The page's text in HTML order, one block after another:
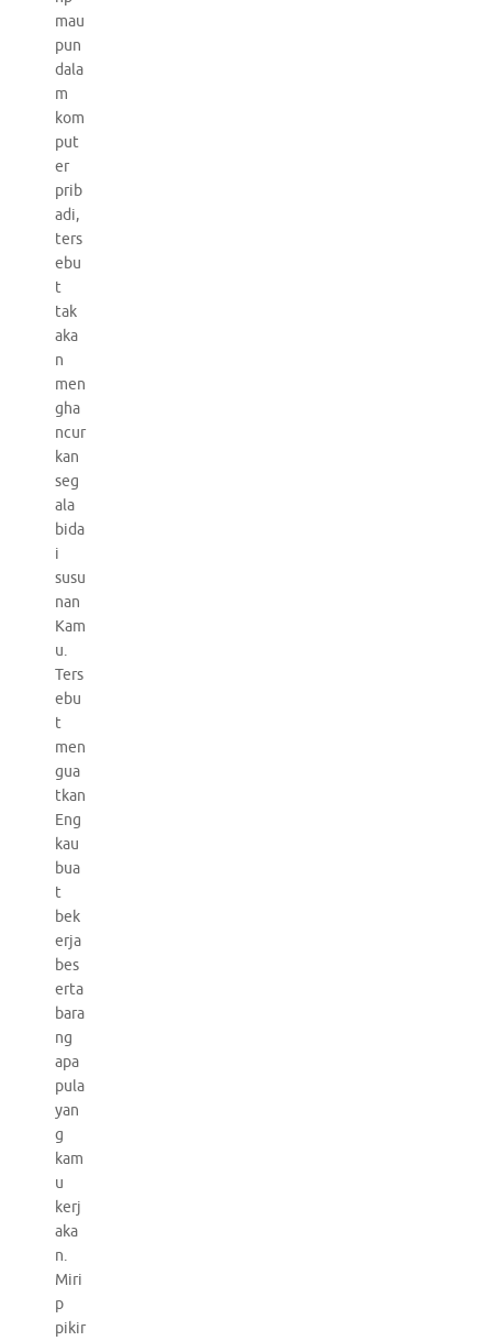
mau
pun
dala
m
kom
put
er
prib
adi,
ters
ebu
t
tak
aka
n
men
gha
ncur
kan
seg
ala
bida
i
susu
nan
Kam
u.
Ters
ebu
t
men
gua
tkan
Eng
kau
bua
t
bek
erja
bes
erta
bara
ng
apa
pula
yan
g
kam
u
kerj
aka
n.
Miri
p
pikir